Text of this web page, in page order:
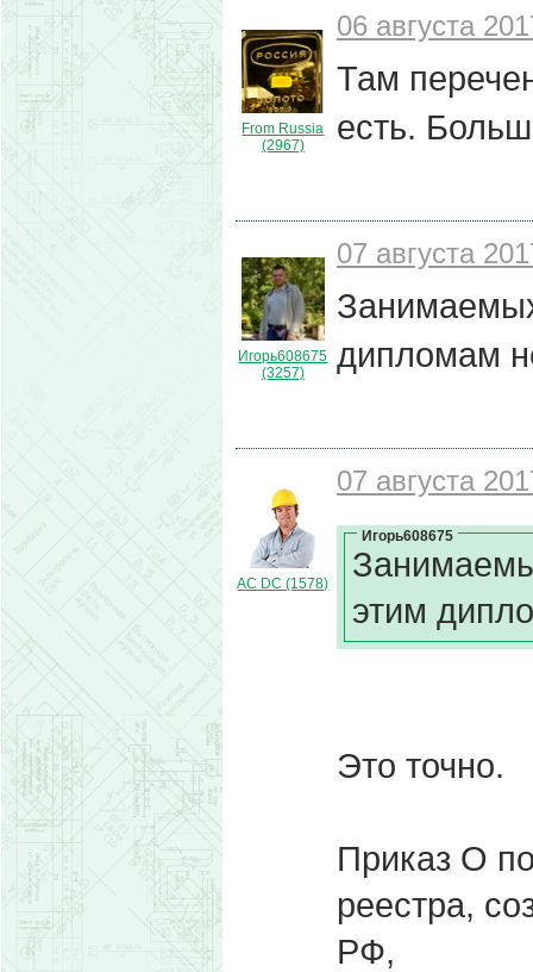
From Russia
(2967)
06 августа
Там
есть.
Игорь608675
(3257)
07 августа
дипломам
AC DC (1578)
07 августа
Игорь608675
этим
Это точно.
Приказ О
реестра,
РФ,